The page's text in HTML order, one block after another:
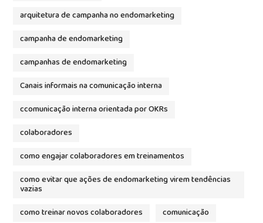
arquitetura de campanha no endomarketing
campanha de endomarketing
campanhas de endomarketing
Canais informais na comunicação interna
ccomunicação interna orientada por OKRs
colaboradores
como engajar colaboradores em treinamentos
como evitar que ações de endomarketing virem tendências
vazias
como treinar novos colaboradores
comunicação